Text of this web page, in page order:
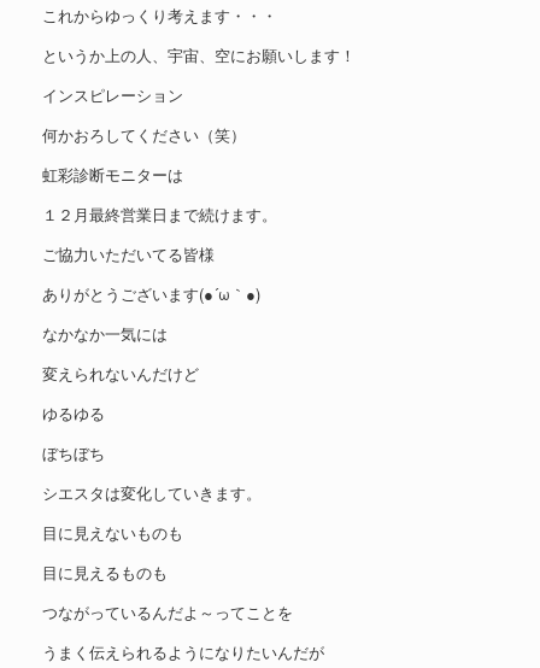
これからゆっくり考えます・・・
というか上の人、宇宙、空にお願いします！
インスピレーション
何かおろしてください（笑）
虹彩診断モニターは
１２月最終営業日まで続けます。
ご協力いただいてる皆様
ありがとうございます(●´ω｀●)
なかなか一気には
変えられないんだけど
ゆるゆる
ぼちぼち
シエスタは変化していきます。
目に見えないものも
目に見えるものも
つながっているんだよ～ってことを
うまく伝えられるようになりたいんだが